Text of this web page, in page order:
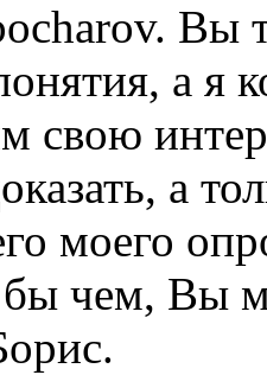
Вы
а я
свою
а
моего
чем, Вы